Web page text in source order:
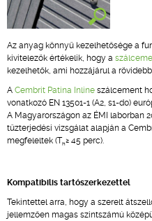
Az anyag könnyű kezelhetősége a
kivitelezők értékelik, hogy a
kezelhetők, ami hozzájárul a
A Cembrit Patina Inline szálcement
vonatkozó EN 13501-1 (A2, s1-d0)
A Magyarországon az ÉMI laborban
tűzterjedési vizsgálat alapján a
megfeleltek (Th≥ 45 perc).
Kompatibilis tartószerkezettel
Tekintettel arra, hogy a szerelt
jellemzően magas szintszámú